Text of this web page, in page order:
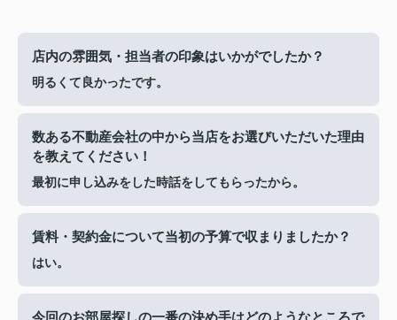
店内の雰囲気・担当者の印象はいかがでしたか？
明るくて良かったです。
数ある不動産会社の中から当店をお選びいただいた理由
を教えてください！
最初に申し込みをした時話をしてもらったから。
賃料・契約金について当初の予算で収まりましたか？
はい。